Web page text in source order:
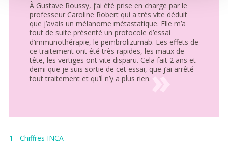
À Gustave Roussy, j’ai été prise en charge par le
professeur Caroline Robert qui a très vite déduit
que j’avais un mélanome métastatique. Elle m’a
tout de suite présenté un protocole d’essai
d’immunothérapie, le pembrolizumab. Les effets de
ce traitement ont été très rapides, les maux de
tête, les vertiges ont vite disparu. Cela fait 2 ans et
demi que je suis sortie de cet essai, que j’ai arrêté
tout traitement et qu’il n’y a plus rien.
1 - Chiffres INCA